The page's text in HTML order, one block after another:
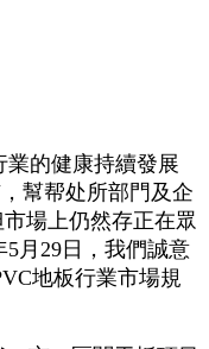
的健康持續發展
幫帮处所部門及企
場上仍然存正在眾
月29日，我們誠意
地板行業市場規